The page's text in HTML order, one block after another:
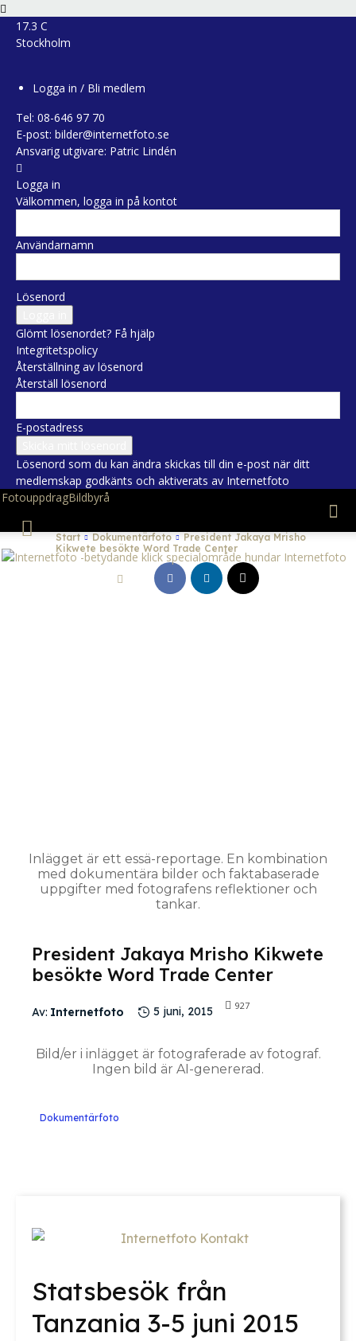
17.3 C
Stockholm
Logga in / Bli medlem
Tel: 08-646 97 70
E-post: bilder@internetfoto.se
Ansvarig utgivare: Patric Lindén
Logga in
Välkommen, logga in på kontot
Användarnamn
Lösenord
Glömt lösenordet? Få hjälp
Integritetspolicy
Återställning av lösenord
Återställ lösenord
E-postadress
Lösenord som du kan ändra skickas till din e-post när ditt
medlemskap godkänts och aktiverats av Internetfoto
FotouppdragBildbyrå
Internetfoto
Start Dokumentärfoto
President Jakaya Mrisho
Kikwete besökte Word Trade Center
Inlägget är ett essä-reportage. En kombination
med dokumentära bilder och faktabaserade
uppgifter med fotografens reflektioner och
tankar.
President Jakaya Mrisho Kikwete
besökte Word Trade Center
Av: Internetfoto 5 juni, 2015 927
Bild/er i inlägget är fotograferade av fotograf.
Ingen bild är AI-genererad.
Dokumentärfoto
Statsbesök från
Tanzania 3-5 juni 2015